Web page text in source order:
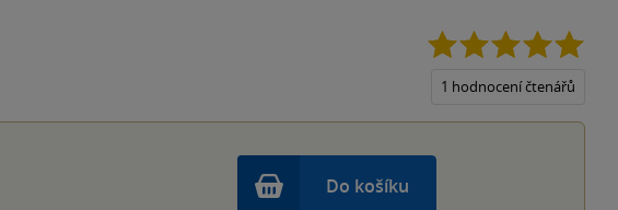
1 hodnocení čtenářů
Do košíku